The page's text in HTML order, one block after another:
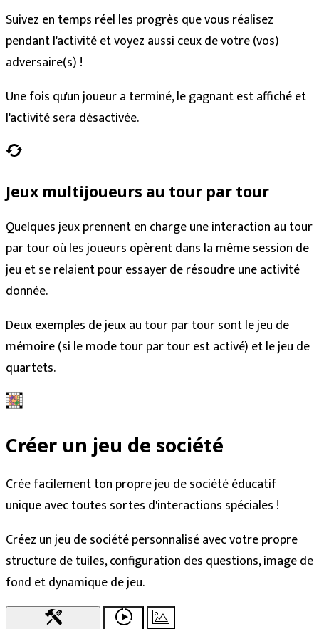
Suivez en temps réel les progrès que vous réalisez
pendant l'activité et voyez aussi ceux de votre (vos)
adversaire(s) !
Une fois qu'un joueur a terminé, le gagnant est affiché et
l'activité sera désactivée.
Jeux multijoueurs au tour par tour
Quelques jeux prennent en charge une interaction au tour
par tour où les joueurs opèrent dans la même session de
jeu et se relaient pour essayer de résoudre une activité
donnée.
Deux exemples de jeux au tour par tour sont le jeu de
mémoire (si le mode tour par tour est activé) et le jeu de
quartets.
Créer un jeu de société
Crée facilement ton propre jeu de société éducatif
unique avec toutes sortes d'interactions spéciales !
Créez un jeu de société personnalisé avec votre propre
structure de tuiles, configuration des questions, image de
fond et dynamique de jeu.